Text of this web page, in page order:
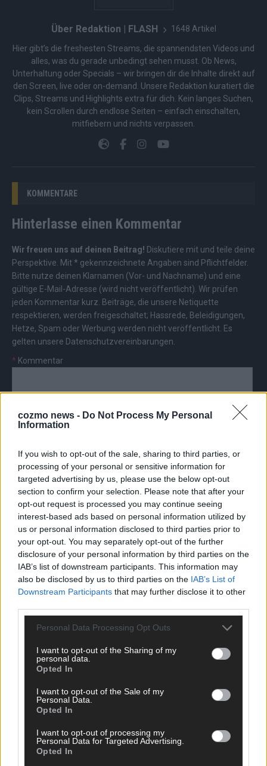
cozmo news - Do Not Process My Personal
Information
If you wish to opt-out of the sale, sharing to third parties, or
processing of your personal or sensitive information for
targeted advertising by us, please use the below opt-out
section to confirm your selection. Please note that after your
opt-out request is processed you may continue seeing
interest-based ads based on personal information utilized by
us or personal information disclosed to third parties prior to
your opt-out. You may separately opt-out of the further
disclosure of your personal information by third parties on the
IAB’s list of downstream participants. This information may
also be disclosed by us to third parties on the IAB’s List of
Downstream Participants that may further disclose it to other
Personal Data Processing Opt Outs
I want to opt-out of the Sharing of my
personal data.
Opted In
I want to opt-out of the Sale of my
Personal Data.
Opted In
I want to opt-out of processing my
Personal Data for Targeted Advertising.
Opted In
Über Redaktion | FLASH 1648 Artikel
Hier gibt’s die freshesten Streams, die spannendsten Videos und
alles, was du gerade unbedingt sehen musst. Ob News,
Unterhaltung oder Specials – wir bringen dir die Inhalte direkt auf
den Screen, live oder on-demand. Unsere Redaktion kuratiert die
Clips, Streams und Highlights extra für dich. Kein langes Suchen,
kein Scrollen durch endlose Seiten – einfach einschalten,
mitfiebern und nichts verpassen.
KOMMENTARE
Hinterlasse einen Kommentar
Wir freuen uns auf deinen Beitrag! Diskutiere mit und teile deine
Perspektive. Mit * gekennzeichnete Angaben sind Pflichtfelder.
Bitte nutze deinen Klarnamen (Vor- und Nachname) und eine
gültige E-Mail-Adresse (wird nicht veröffentlicht). Wir prüfen
jeden Kommentar kurz. Beiträge, die unsere Netiquette
respektieren, werden freigeschaltet; Hassrede, Beleidigungen,
Hetze, Spam oder Werbung werden nicht veröffentlicht. Es
gelten unsere Datenschutzvereinbarungen
* Kommentar
E-Mail
AD
FOLGE UNS BEI FACEBOOK